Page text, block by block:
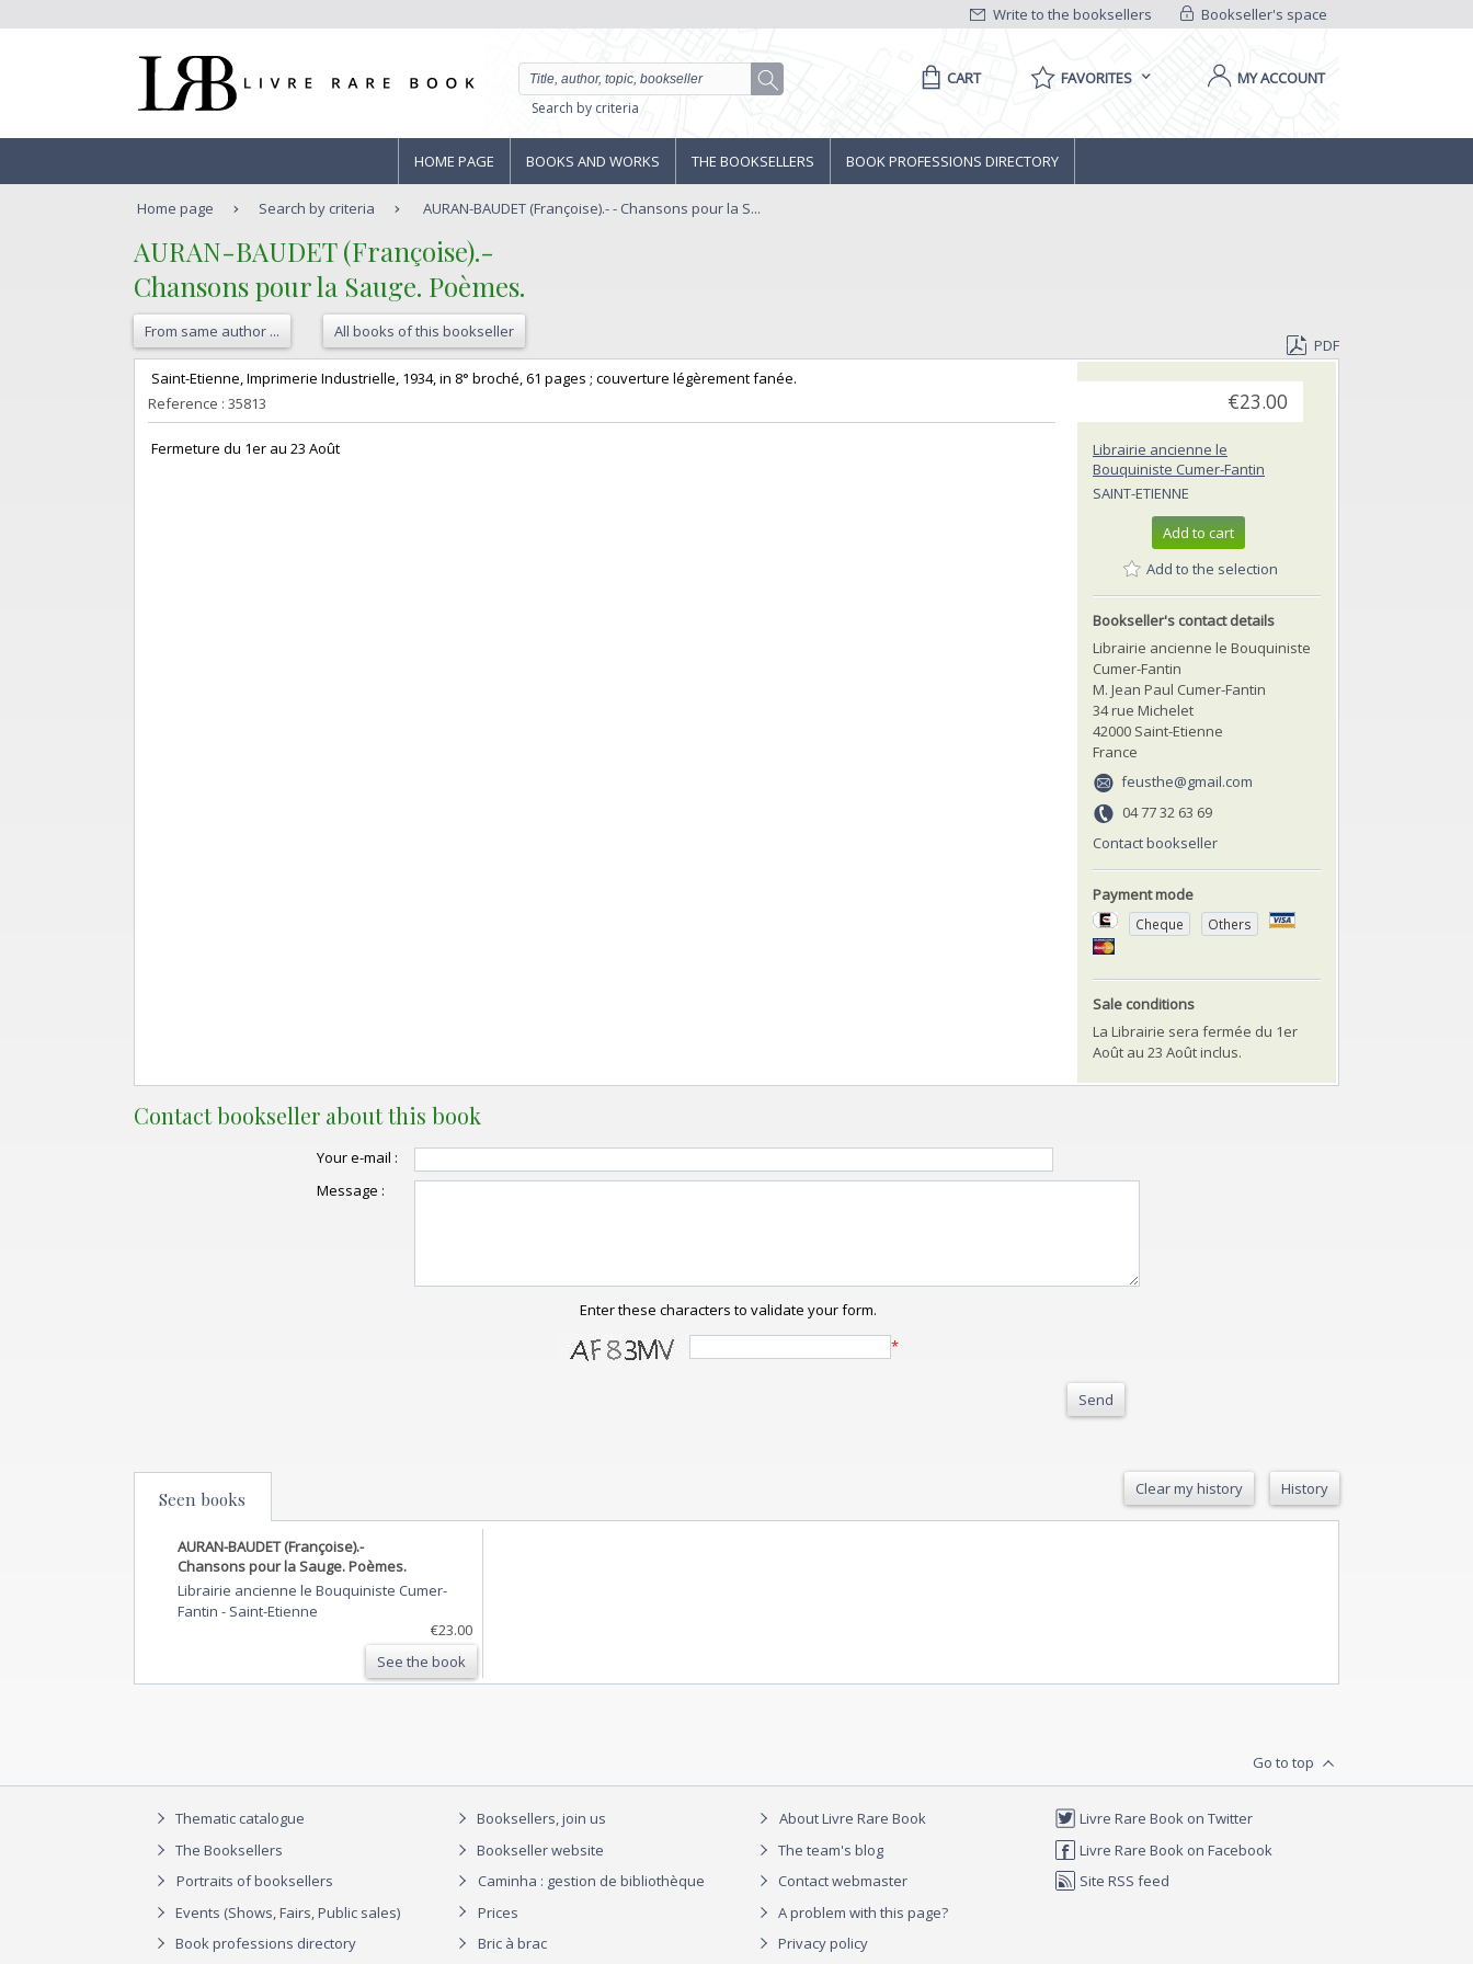
Bookseller's space
Write to the booksellers
Search by criteria
CART FAVORITES MY ACCOUNT
HOME PAGE BOOKS AND WORKS THE BOOKSELLERS BOOK PROFESSIONS DIRECTORY
Home page Search by criteria AURAN-BAUDET (Françoise).- - Chansons pour la S...
‎AURAN-BAUDET (Françoise).-‎
‎Chansons pour la Sauge. Poèmes.‎
From same author ... All books of this bookseller
PDF
‎ Saint-Etienne, Imprimerie Industrielle, 1934, in 8° broché, 61 pages ; couverture légèrement fanée. ‎
Reference : 35813
‎ Fermeture du 1er au 23 Août‎
€23.00
Librairie ancienne le
Bouquiniste Cumer-Fantin
SAINT-ETIENNE
Add to cart
Add to the selection
Bookseller's contact details
Librairie ancienne le Bouquiniste
Cumer-Fantin
M. Jean Paul Cumer-Fantin
34 rue Michelet
42000 Saint-Etienne
France
feusthe@gmail.com
04 77 32 63 69
Contact bookseller
Payment mode
Cheque Others
Sale conditions
La Librairie sera fermée du 1er
Août au 23 Août inclus.
Contact bookseller about this book
Your e-mail :
Message :
Enter these characters to validate your form.
*
Send
Seen books Clear my history History
AURAN-BAUDET (Françoise).-
Chansons pour la Sauge. Poèmes.
Librairie ancienne le Bouquiniste Cumer-
Fantin - Saint-Etienne
€23.00
See the book
Go to top
Thematic catalogue
The Booksellers
Portraits of booksellers
Events (Shows, Fairs, Public sales)
Book professions directory
Booksellers, join us
Bookseller website
Caminha : gestion de bibliothèque
Prices
Bric à brac
About Livre Rare Book
The team's blog
Contact webmaster
A problem with this page?
Privacy policy
Livre Rare Book on Twitter
Livre Rare Book on Facebook
Site RSS feed